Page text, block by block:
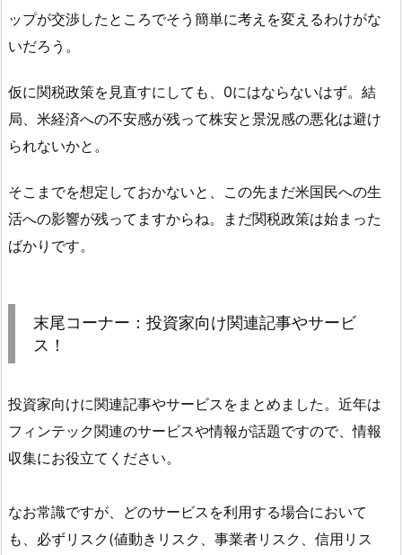
ップが交渉したところでそう簡単に考えを変えるわけがな
いだろう。
仮に関税政策を見直すにしても、0にはならないはず。結
局、米経済への不安感が残って株安と景況感の悪化は避け
られないかと。
そこまでを想定しておかないと、この先まだ米国民への生
活への影響が残ってますからね。まだ関税政策は始まった
ばかりです。
末尾コーナー：投資家向け関連記事やサービ
ス！
投資家向けに関連記事やサービスをまとめました。近年は
フィンテック関連のサービスや情報が話題ですので、情報
収集にお役立てください。
なお常識ですが、どのサービスを利用する場合において
も、必ずリスク(値動きリスク、事業者リスク、信用リス